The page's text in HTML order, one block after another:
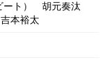
ト）
胡元奏汰
吉本裕太